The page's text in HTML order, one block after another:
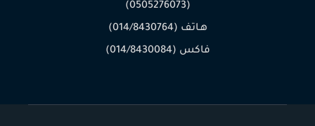
(0505276073)
هـاتف (014/8430764)
فاكس (014/8430084)